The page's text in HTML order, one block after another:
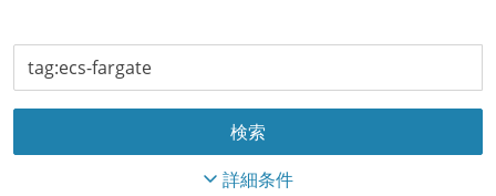
詳細条件